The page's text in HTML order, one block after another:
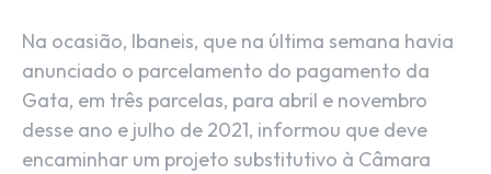
Na ocasião, Ibaneis, que na última semana havia
anunciado o parcelamento do pagamento da
Gata, em três parcelas, para abril e novembro
desse ano e julho de 2021, informou que deve
encaminhar um projeto substitutivo à Câmara